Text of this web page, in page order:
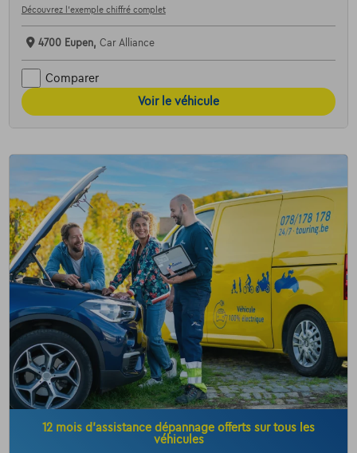
Découvrez l’exemple chiffré complet
4700 Eupen, Car Alliance
Comparer
Voir le véhicule
12 mois d’assistance dépannage offerts sur tous les
véhicules